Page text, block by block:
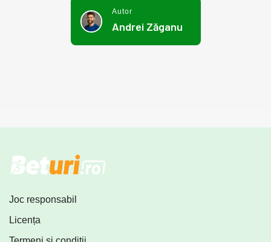
Autor
Andrei Zăganu
Joc responsabil
Licența